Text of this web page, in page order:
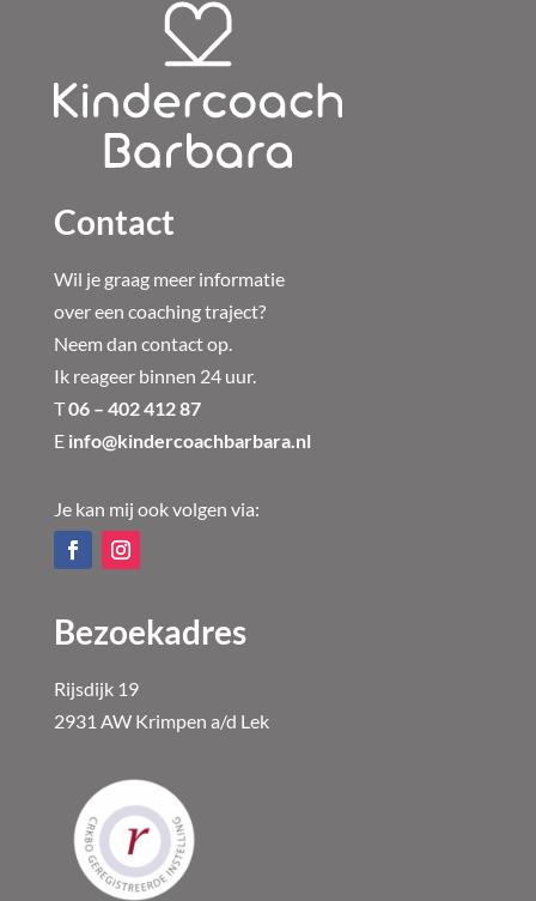
Contact
Wil je graag meer informatie
over een coaching traject?
Neem dan contact op.
Ik reageer binnen 24 uur.
T06 – 402 412 87
E info@kindercoachbarbara.nl
Je kan mij ook volgen via:
Bezoekadres
Rijsdijk 19
2931 AW Krimpen a/d Lek